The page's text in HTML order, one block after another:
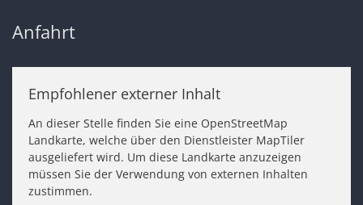
Anfahrt
Empfohlener externer Inhalt
An dieser Stelle finden Sie eine OpenStreetMap
Landkarte, welche über den Dienstleister MapTiler
ausgeliefert wird. Um diese Landkarte anzuzeigen
müssen Sie der Verwendung von externen Inhalten
zustimmen.